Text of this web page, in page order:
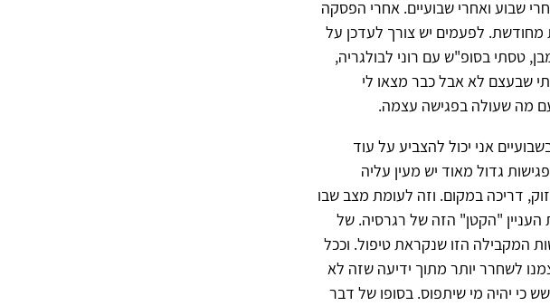
שבוע ואחרי שבועיים. אחרי הפסקה
מחודשת. לפעמים יש צורך לעדכן על
טסתי בסופ"ש עם רוני לבולגריה,
שבעצם לא אבל כבר מצאו לי
עם מה שעולה בפגישה עצמה.
אני יכול להצביע על עוד
גדול מאוד יש מעין עליה
דריכה במקום. וזה לעומת מצב שבו
"הקטן" הזה של רגרסיה. של
המקבילה הזו שנקראת טיפול. וככל
לשחרר יותר מתוך ידיעה שזה לא
כי יהיה מי שיתפוס. בסופו של דבר